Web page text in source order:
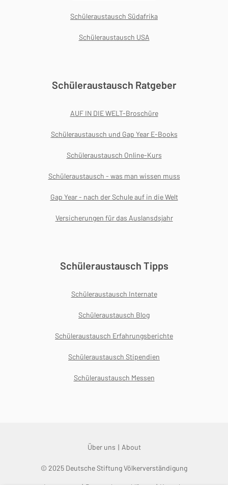
Schüleraustausch Südafrika
Schüleraustausch USA
Schüleraustausch Ratgeber
AUF IN DIE WELT-Broschüre
Schüleraustausch und Gap Year E-Books
Schüleraustausch Online-Kurs
Schüleraustausch - was man wissen muss
Gap Year - nach der Schule auf in die Welt
Versicherungen für das Auslansdsjahr
Schüleraustausch Tipps
Schüleraustausch Internate
Schüleraustausch Blog
Schüleraustausch Erfahrungsberichte
Schüleraustausch Stipendien
Schüleraustausch Messen
Über uns About
© 2025 Deutsche Stiftung Völkerverständigung